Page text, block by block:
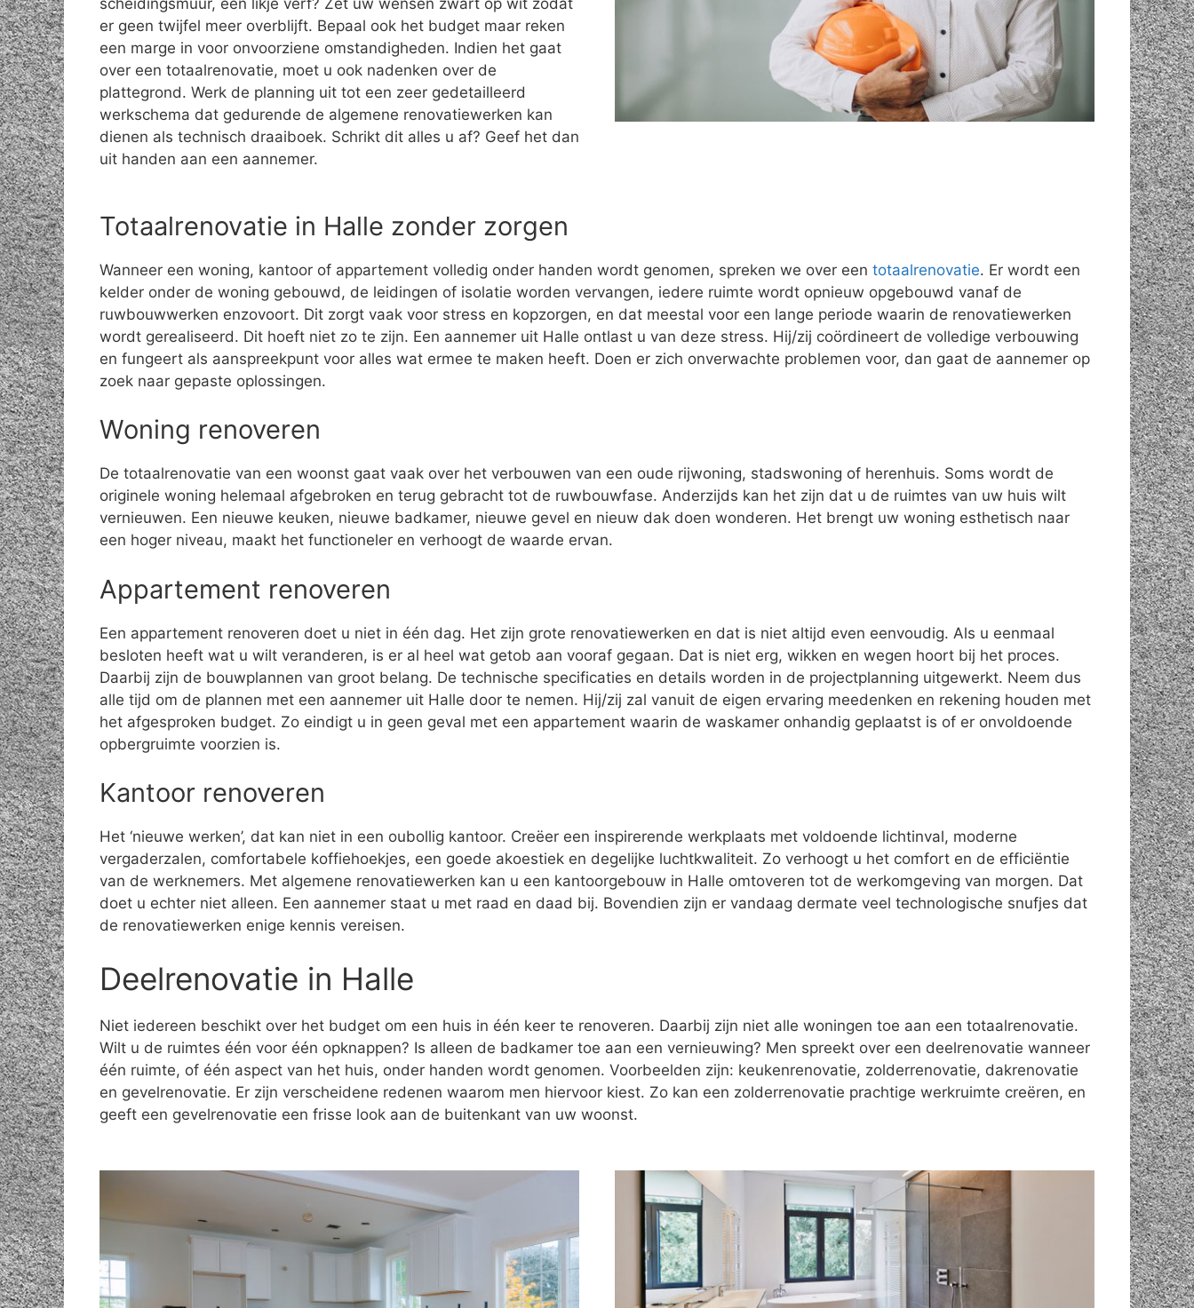
scheidingsmuur, een likje verf? Zet uw wensen zwart op wit zodat
er geen twijfel meer overblijft. Bepaal ook het budget maar reken
een marge in voor onvoorziene omstandigheden. Indien het gaat
over een totaalrenovatie, moet u ook nadenken over de
plattegrond. Werk de planning uit tot een zeer gedetailleerd
werkschema dat gedurende de algemene renovatiewerken kan
dienen als technisch draaiboek. Schrikt dit alles u af? Geef het dan
uit handen aan een aannemer.
Totaalrenovatie in Halle zonder zorgen
Wanneer een woning, kantoor of appartement volledig onder handen wordt genomen, spreken we over een totaalrenovatie. Er wordt een
kelder onder de woning gebouwd, de leidingen of isolatie worden vervangen, iedere ruimte wordt opnieuw opgebouwd vanaf de
ruwbouwwerken enzovoort. Dit zorgt vaak voor stress en kopzorgen, en dat meestal voor een lange periode waarin de renovatiewerken
wordt gerealiseerd. Dit hoeft niet zo te zijn. Een aannemer uit Halle ontlast u van deze stress. Hij/zij coördineert de volledige verbouwing
en fungeert als aanspreekpunt voor alles wat ermee te maken heeft. Doen er zich onverwachte problemen voor, dan gaat de aannemer op
zoek naar gepaste oplossingen.
Woning renoveren
De totaalrenovatie van een woonst gaat vaak over het verbouwen van een oude rijwoning, stadswoning of herenhuis. Soms wordt de
originele woning helemaal afgebroken en terug gebracht tot de ruwbouwfase. Anderzijds kan het zijn dat u de ruimtes van uw huis wilt
vernieuwen. Een nieuwe keuken, nieuwe badkamer, nieuwe gevel en nieuw dak doen wonderen. Het brengt uw woning esthetisch naar
een hoger niveau, maakt het functioneler en verhoogt de waarde ervan.
Appartement renoveren
Een appartement renoveren doet u niet in één dag. Het zijn grote renovatiewerken en dat is niet altijd even eenvoudig. Als u eenmaal
besloten heeft wat u wilt veranderen, is er al heel wat getob aan vooraf gegaan. Dat is niet erg, wikken en wegen hoort bij het proces.
Daarbij zijn de bouwplannen van groot belang. De technische specificaties en details worden in de projectplanning uitgewerkt. Neem dus
alle tijd om de plannen met een aannemer uit Halle door te nemen. Hij/zij zal vanuit de eigen ervaring meedenken en rekening houden met
het afgesproken budget. Zo eindigt u in geen geval met een appartement waarin de waskamer onhandig geplaatst is of er onvoldoende
opbergruimte voorzien is.
Kantoor renoveren
Het ‘nieuwe werken’, dat kan niet in een oubollig kantoor. Creëer een inspirerende werkplaats met voldoende lichtinval, moderne
vergaderzalen, comfortabele koffiehoekjes, een goede akoestiek en degelijke luchtkwaliteit. Zo verhoogt u het comfort en de efficiëntie
van de werknemers. Met algemene renovatiewerken kan u een kantoorgebouw in Halle omtoveren tot de werkomgeving van morgen. Dat
doet u echter niet alleen. Een aannemer staat u met raad en daad bij. Bovendien zijn er vandaag dermate veel technologische snufjes dat
de renovatiewerken enige kennis vereisen.
Deelrenovatie in Halle
Niet iedereen beschikt over het budget om een huis in één keer te renoveren. Daarbij zijn niet alle woningen toe aan een totaalrenovatie.
Wilt u de ruimtes één voor één opknappen? Is alleen de badkamer toe aan een vernieuwing? Men spreekt over een deelrenovatie wanneer
één ruimte, of één aspect van het huis, onder handen wordt genomen. Voorbeelden zijn: keukenrenovatie, zolderrenovatie, dakrenovatie
en gevelrenovatie. Er zijn verscheidene redenen waarom men hiervoor kiest. Zo kan een zolderrenovatie prachtige werkruimte creëren, en
geeft een gevelrenovatie een frisse look aan de buitenkant van uw woonst.